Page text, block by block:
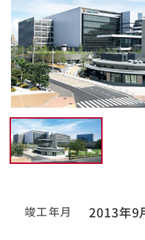
竣工年月 2013年9